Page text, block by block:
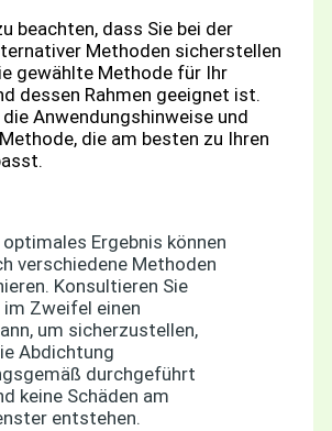
beachten, dass Sie bei der
Methoden sicherstellen
gewählte Methode für Ihr
dessen Rahmen geeignet ist.
Anwendungshinweise und
die am besten zu Ihren
optimales Ergebnis können
verschiedene Methoden
Konsultieren Sie
im Zweifel einen
um sicherzustellen,
Abdichtung
durchgeführt
keine Schäden am
entstehen.